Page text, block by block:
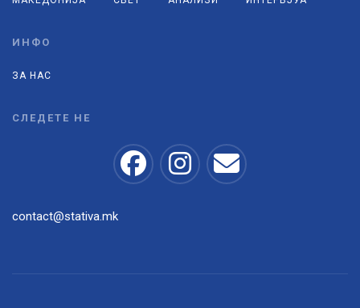
ИНФО
ЗА НАС
СЛЕДЕТЕ НЕ
contact@stativa.mk